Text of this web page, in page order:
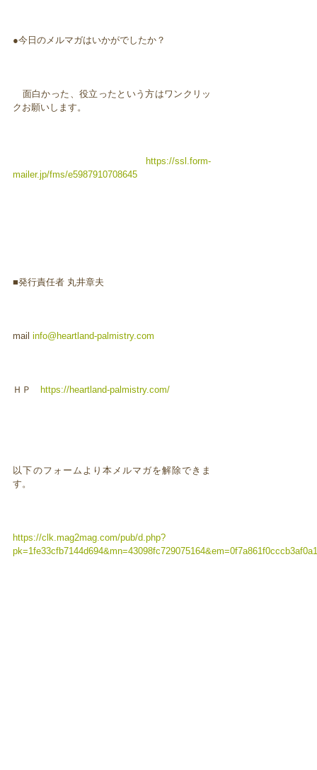
●今日のメルマガはいかがでしたか？
面白かった、役立ったという方はワンクリッ
クお願いします。
https://ssl.form-
mailer.jp/fms/e5987910708645
■発行責任者 丸井章夫
mailinfo@heartland-palmistry.com
ＨＰhttps://heartland-palmistry.com/
以下のフォームより本メルマガを解除できま
す。
https://clk.mag2mag.com/pub/d.php?